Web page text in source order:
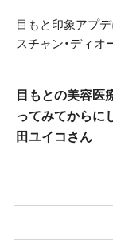
目もと印象アプデ
スチャン・ディオ
目もとの美容医
ってみてから
田ユイコさん